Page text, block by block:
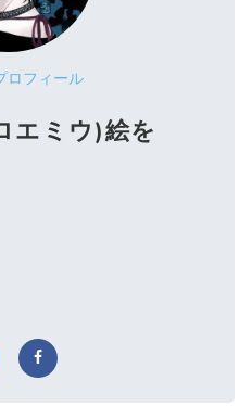
ロフィール
エミウ)絵を